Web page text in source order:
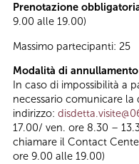
Prenotazione
9.00 alle 19.00)
Massimo partecipanti: 25
Modalità di annullamento
In caso di impossibilità a
necessario comunicare
indirizzo:
17.00/ ven. ore 8.30 –
chiamare il Contact
ore 9.00 alle 19.00)